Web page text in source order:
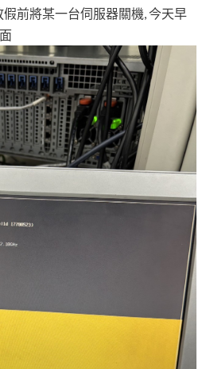
前將某一台伺服器關機, 今天早